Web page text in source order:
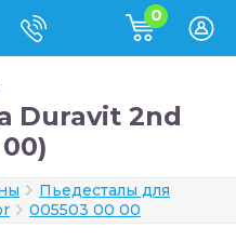
0
Duravit 2nd
Пьедесталы для
005503 00 00